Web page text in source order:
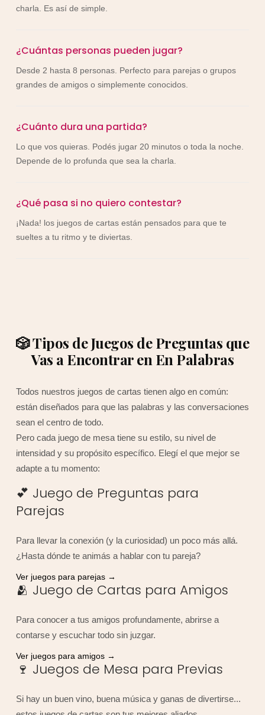
charla. Es así de simple.
¿Cuántas personas pueden jugar?
Desde 2 hasta 8 personas. Perfecto para parejas o grupos
grandes de amigos o simplemente conocidos.
¿Cuánto dura una partida?
Lo que vos quieras. Podés jugar 20 minutos o toda la noche.
Depende de lo profunda que sea la charla.
¿Qué pasa si no quiero contestar?
¡Nada! los juegos de cartas están pensados para que te
sueltes a tu ritmo y te diviertas.
🎲 Tipos de Juegos de Preguntas que
Vas a Encontrar en En Palabras
Todos nuestros juegos de cartas tienen algo en común:
están diseñados para que las palabras y las conversaciones
sean el centro de todo.
Pero cada juego de mesa tiene su estilo, su nivel de
intensidad y su propósito específico. Elegí el que mejor se
adapte a tu momento:
💕 Juego de Preguntas para
Parejas
Para llevar la conexión (y la curiosidad) un poco más allá.
¿Hasta dónde te animás a hablar con tu pareja?
Ver juegos para parejas →
🫂 Juego de Cartas para Amigos
Para conocer a tus amigos profundamente, abrirse a
contarse y escuchar todo sin juzgar.
Ver juegos para amigos →
🍷 Juegos de Mesa para Previas
Si hay un buen vino, buena música y ganas de divertirse...